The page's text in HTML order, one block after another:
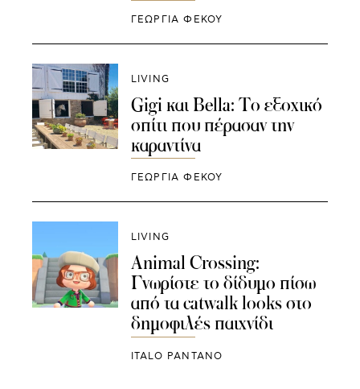
ΓΕΩΡΓΙΑ ΦΕΚΟΥ
LIVING
Gigi και Bella: Το εξοχικό
σπίτι που πέρασαν την
καραντίνα
ΓΕΩΡΓΙΑ ΦΕΚΟΥ
LIVING
Animal Crossing:
Γνωρίστε το δίδυμο πίσω
από τα catwalk looks στο
δημοφιλές παιχνίδι
ITALO PANTANO